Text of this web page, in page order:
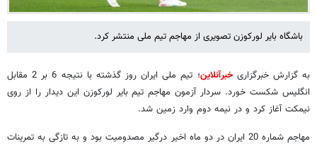
باشگاه بایر لورکوزن تصویری از مهاجم تیم ملی منتشر کرد.
به گزارش خبرگزاریخبرآنلاین
؛ تیم ملی ایران روز گذشته با نتیجه 6 بر 2 مقابل
انگلیس شکست خورد. سردار آزمون مهاجم تیم بایر لورکوزن این دیدار را از روی
نیمکت آغاز کرد و در نیمه دوم وارد زمین شد.
مهاجم شماره 20 ایران در دو ماه اخیر درگیر مصدومیت بود و به تازگی به تمرینات